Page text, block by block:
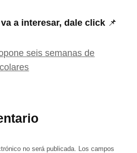
a interesar, dale click 📌
seis semanas de
no será publicada. Los campos